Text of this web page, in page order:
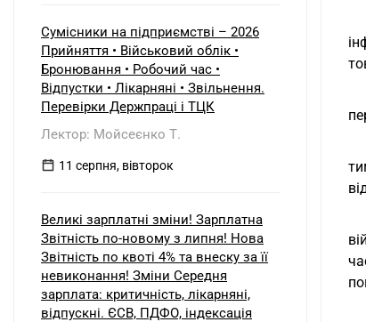
Сумісники на підприємстві – 2026
Прийняття • Військовий облік •
Бронювання • Робочий час •
Відпустки • Лікарняні • Звільнення.
Перевірки Держпраці і ТЦК
Лектор: Мойсеєнко Т.
11 серпня, вівторок
Великі зарплатні зміни! Зарплатна
Звітність по-новому з липня! Нова
Звітність по квоті 4% та внеску за її
невиконання! Зміни Середня
зарплата: критичність, лікарняні,
відпускні. ЄСВ, ПДФО, індексація